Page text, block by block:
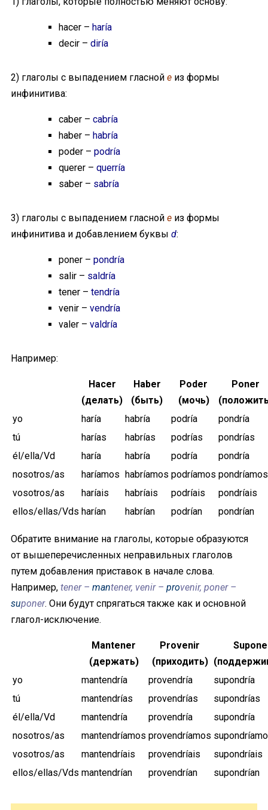
hacer – haría
decir – diría
2) глаголы с выпадением гласной e из формы
инфинитива:
caber – cabría
haber – habría
poder – podría
querer – querría
saber – sabría
3) глаголы с выпадением гласной e из формы
инфинитива и добавлением буквы d:
poner – pondría
salir – saldría
tener – tendría
venir – vendría
valer – valdría
Например:
Hacer
(делать)
Haber
(быть)
Poder
(мочь)
Poner
yo
haría habría podría
pondría
tú
harías habrías podrías
pondrías
él/ella/Vd
haría habría podría
pondría
nosotros/as
haríamos habríamos podríamos pondríamos
vosotros/as
haríais habríais podríais
pondríais
ellos/ellas/Vds harían habrían podrían pondrían
Обратите внимание на глаголы, которые образуются
от вышеперечисленных неправильных глаголов
путем добавления приставок в начале слова.
Например, tener – mantener, venir – provenir, poner –
suponer. Они будут спрягаться также как и основной
глагол-исключение.
Mantener
(держать)
Provenir
(приходить)
yo
mantendría provendría
supondría
tú
mantendrías provendrías
supondrías
él/ella/Vd
mantendría provendría
supondría
nosotros/as
mantendríamos provendríamos
vosotros/as
mantendríais provendríais
supondríais
ellos/ellas/Vds mantendrían provendrían supondrían